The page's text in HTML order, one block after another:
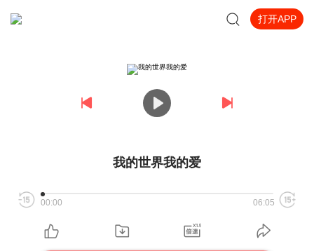
打开APP
我的世界我的爱
00:00 06:05